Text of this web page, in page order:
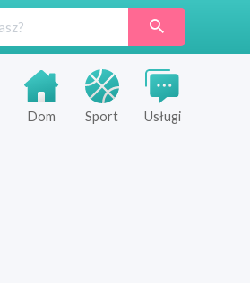
Dom Sport Usługi